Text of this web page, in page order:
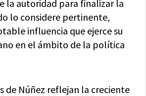
la autoridad para finalizar la
lo considere pertinente,
influencia que ejerce su
en el ámbito de la política
de Núñez reflejan la creciente